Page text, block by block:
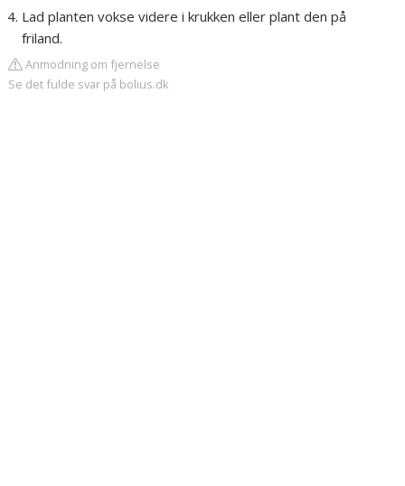
Lad planten vokse videre i krukken eller plant den på
friland.
Anmodning om fjernelse
Se det fulde svar på bolius.dk